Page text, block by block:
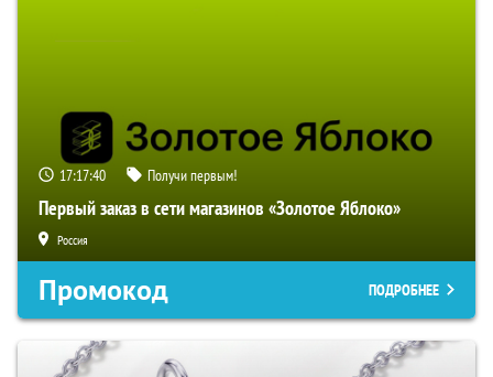
17:17:39 Получи первым!
Первый заказ в сети магазинов «Золотое Яблоко»
Россия
Промокод ПОДРОБНЕЕ